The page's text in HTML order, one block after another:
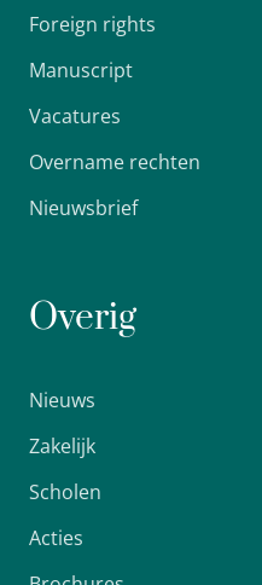
Foreign rights
Manuscript
Vacatures
Overname rechten
Nieuwsbrief
Overig
Nieuws
Zakelijk
Scholen
Acties